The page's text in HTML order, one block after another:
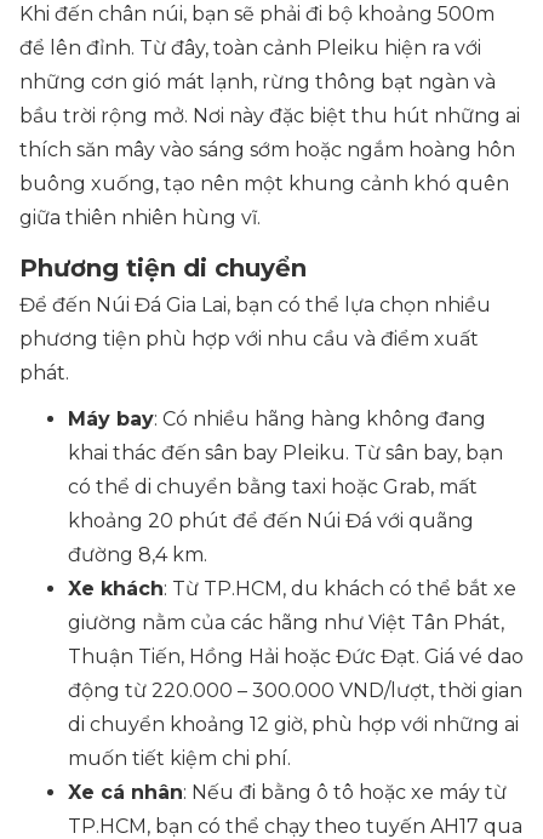
Khi đến chân núi, bạn sẽ phải đi bộ khoảng 500m
để lên đỉnh. Từ đây, toàn cảnh Pleiku hiện ra với
những cơn gió mát lạnh, rừng thông bạt ngàn và
bầu trời rộng mở. Nơi này đặc biệt thu hút những ai
thích săn mây vào sáng sớm hoặc ngắm hoàng hôn
buông xuống, tạo nên một khung cảnh khó quên
giữa thiên nhiên hùng vĩ.
Phương tiện di chuyển
Để đến Núi Đá Gia Lai, bạn có thể lựa chọn nhiều
phương tiện phù hợp với nhu cầu và điểm xuất
phát.
Máy bay: Có nhiều hãng hàng không đang
khai thác đến sân bay Pleiku. Từ sân bay, bạn
có thể di chuyển bằng taxi hoặc Grab, mất
khoảng 20 phút để đến Núi Đá với quãng
đường 8,4 km.
Xe khách: Từ TP.HCM, du khách có thể bắt xe
giường nằm của các hãng như Việt Tân Phát,
Thuận Tiến, Hồng Hải hoặc Đức Đạt. Giá vé dao
động từ 220.000 – 300.000 VND/lượt, thời gian
di chuyển khoảng 12 giờ, phù hợp với những ai
muốn tiết kiệm chi phí.
Xe cá nhân: Nếu đi bằng ô tô hoặc xe máy từ
TP.HCM, bạn có thể chạy theo tuyến AH17 qua